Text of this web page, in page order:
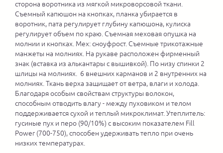
сторона воротника из мягкой микроворсовой ткани.
Съемный капюшон на кнопках, планка убирается в
воротник, пата регулирует глубину капюшона, кулиска
регулирует объем по краю. Съемная меховая опушка на
молнии и кнопках. Мех: сноуфрост. Съемные трикотажные
манжеты на молниях. На рукаве расположен фирменный
знак (вставка из алькантары с вышивкой). По низу спинки 2
шлицы на молниях. 6 внешних карманов и 2 внутренних на
молниях. Ткань верха защищает от ветра, влаги и холода.
Благодаря особым свойствам структуры волокон,
способным отводить влагу - между пуховиком и телом
поддерживается сухой и теплый микроклимат. Утеплитель:
гусиные пух и перо (90/10%) с высоким показателем Fill
Power (700-750), способен удерживать тепло при очень
низких температурах.